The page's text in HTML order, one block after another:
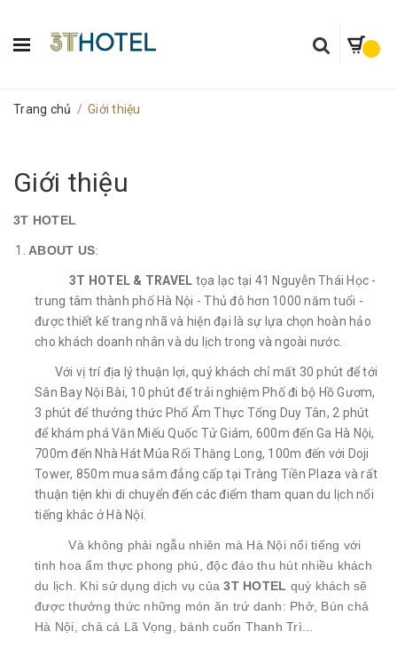
Trang chủ / Giới thiệu
Giới thiệu
3T HOTEL
ABOUT US:
3T HOTEL & TRAVEL tọa lạc tại 41 Nguyễn Thái Học -
trung tâm thành phố Hà Nội - Thủ đô hơn 1000 năm tuổi -
được thiết kế trang nhã và hiện đại là sự lựa chọn hoàn hảo
cho khách doanh nhân và du lịch trong và ngoài nước.
Với vị trí địa lý thuận lợi, quý khách chỉ mất 30 phút để tới
Sân Bay Nội Bài, 10 phút để trải nghiệm Phố đi bộ Hồ Gươm,
3 phút để thưởng thức Phố Ẩm Thực Tống Duy Tân, 2 phút
để khám phá Văn Miếu Quốc Tử Giám, 600m đến Ga Hà Nội,
700m đến Nhà Hát Múa Rối Thăng Long, 100m đến với Doji
Tower, 850m mua sắm đẳng cấp tại Tràng Tiền Plaza và rất
thuận tiện khi di chuyển đến các điểm tham quan du lịch nổi
tiếng khác ở Hà Nội.
Và không phải ngẫu nhiên mà Hà Nội nổi tiếng với
tinh hoa ẩm thực phong phú, độc đáo thu hút nhiều khách
du lịch. Khi sử dụng dịch vụ của3T HOTEL quý khách sẽ
được thưởng thức những món ăn trứ danh: Phở, Bún chả
Hà Nội, chả cá Lã Vọng, bánh cuốn Thanh Trì...